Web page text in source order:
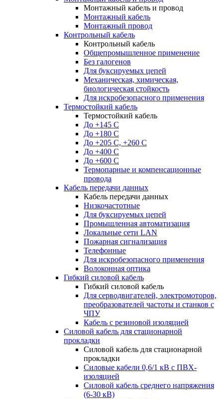
Монтажный кабель и провод
Монтажный кабель
Монтажный провод
Контрольный кабель
Контрольный кабель
Общепромышленное применение
Без галогенов
Для буксируемых цепей
Механическая, химическая,
биологическая стойкость
Для искробезопасного применения
Термостойкий кабель
Термостойкий кабель
До +145 С
До +180 C
До +205 С, +260 С
До +400 C
До +600 С
Термопарные и компенсационные
провода
Кабель передачи данных
Кабель передачи данных
Низкочастотные
Для буксируемых цепей
Промышленная автоматизация
Локальные сети LAN
Пожарная сигнализация
Телефонные
Для искробезопасного применения
Волоконная оптика
Гибкий силовой кабель
Гибкий силовой кабель
Для серводвигателей, электромоторов,
преобразователей частоты и станков с
ЧПУ
Кабель с резиновой изоляцией
Силовой кабель для стационарной
прокладки
Силовой кабель для стационарной
прокладки
Силовые кабели 0,6/1 кВ с ПВХ-
изоляцией
Силовой кабель среднего напряжения
(6-30 кВ)